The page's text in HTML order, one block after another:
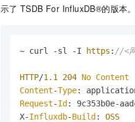
示了 TSDB For InfluxDB®的版本。
~ curl -sl -I https : //<
HTTP/1.1 204 No Content
Content-Type
Request-Id : 9c353b0e-
X-Influxdb-Build : OSS